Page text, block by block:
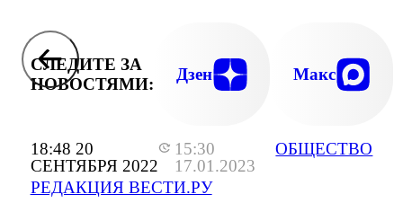
18:48 20
СЕНТЯБРЯ 2022
15:30
17.01.2023
РЕДАКЦИЯ ВЕСТИ.РУ
ОБЩЕСТВО
СЛЕДИТЕ ЗА
НОВОСТЯМИ:
Дзен Макс